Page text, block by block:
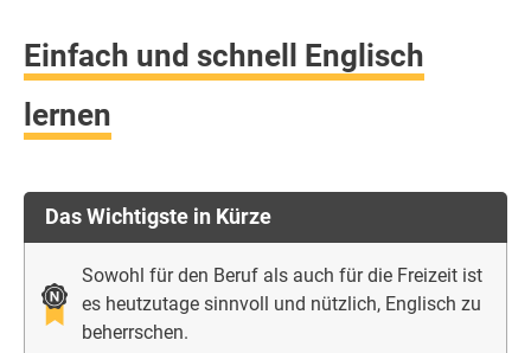
Einfach und schnell Englisch
lernen
Das Wichtigste in Kürze
Sowohl für den Beruf als auch für die Freizeit ist
es heutzutage sinnvoll und nützlich, Englisch zu
beherrschen.